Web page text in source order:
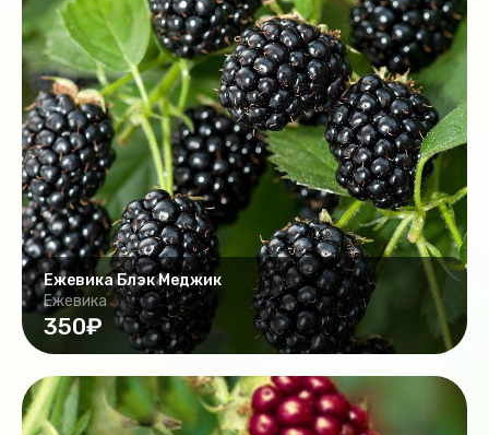
Ежевика Блэк Меджик
Ежевика
350₽